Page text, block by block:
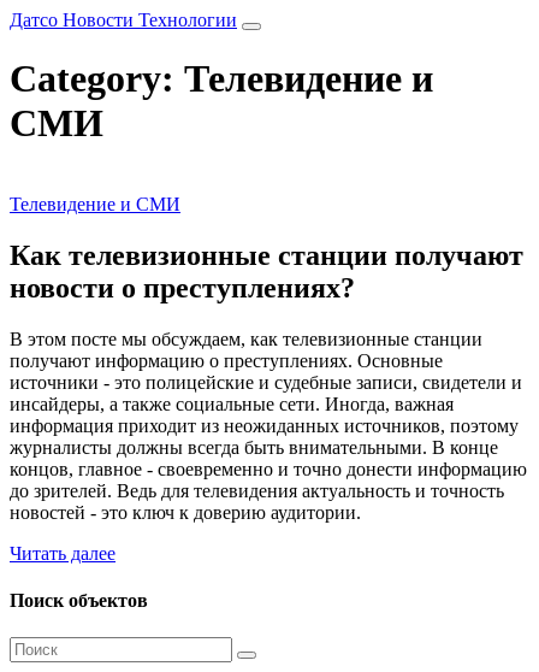
Датсо Новости Технологии
Category: Телевидение и
СМИ
Телевидение и СМИ
Как телевизионные станции получают
новости о преступлениях?
В этом посте мы обсуждаем, как телевизионные станции
получают информацию о преступлениях. Основные
источники - это полицейские и судебные записи, свидетели и
инсайдеры, а также социальные сети. Иногда, важная
информация приходит из неожиданных источников, поэтому
журналисты должны всегда быть внимательными. В конце
концов, главное - своевременно и точно донести информацию
до зрителей. Ведь для телевидения актуальность и точность
новостей - это ключ к доверию аудитории.
Читать далее
Поиск объектов